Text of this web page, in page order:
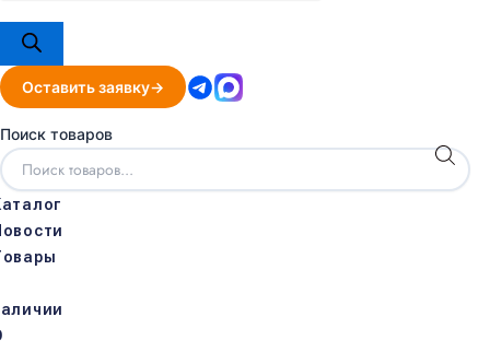
Оставить заявку
Поиск товаров